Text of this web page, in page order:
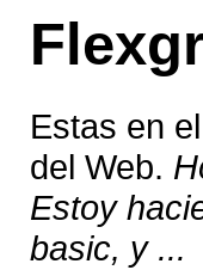
Estas en
del Web.
Estoy
basic, y ...